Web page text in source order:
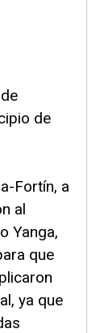
de
Fortín, a
al
Yanga,
que
ya que